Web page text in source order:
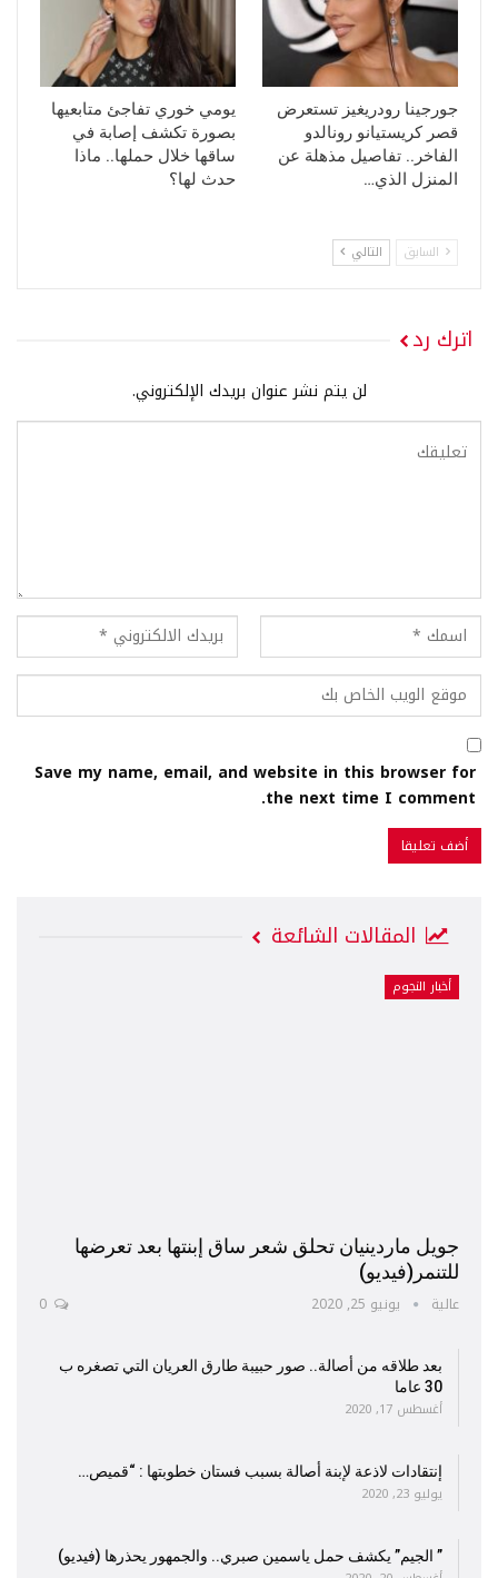
جورجينا رودريغيز تستعرض
قصر كريستيانو رونالدو
الفاخر.. تفاصيل مذهلة عن
المنزل الذي…
يومي خوري تفاجئ متابعيها
بصورة تكشف إصابة في
ساقها خلال حملها.. ماذا
حدث لها؟
السابق التالي
اترك رد
لن يتم نشر عنوان بريدك الإلكتروني.
Save my name, email, and website in this browser for
the next time I comment.
المقالات الشائعة
أخبار النجوم
جويل ماردينيان تحلق شعر ساق إبنتها بعد تعرضها
للتنمر(فيديو)
عالية يونيو 25, 2020
بعد طلاقه من أصالة.. صور حبيبة طارق العريان التي تصغره ب
30 عاما
أغسطس 17, 2020
إنتقادات لاذعة لإبنة أصالة بسبب فستان خطوبتها : “قميص…
يوليو 23, 2020
” الجيم” يكشف حمل ياسمين صبري.. والجمهور يحذرها (فيديو)